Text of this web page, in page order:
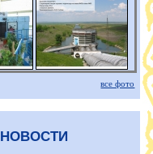
все фото
НОВОСТИ